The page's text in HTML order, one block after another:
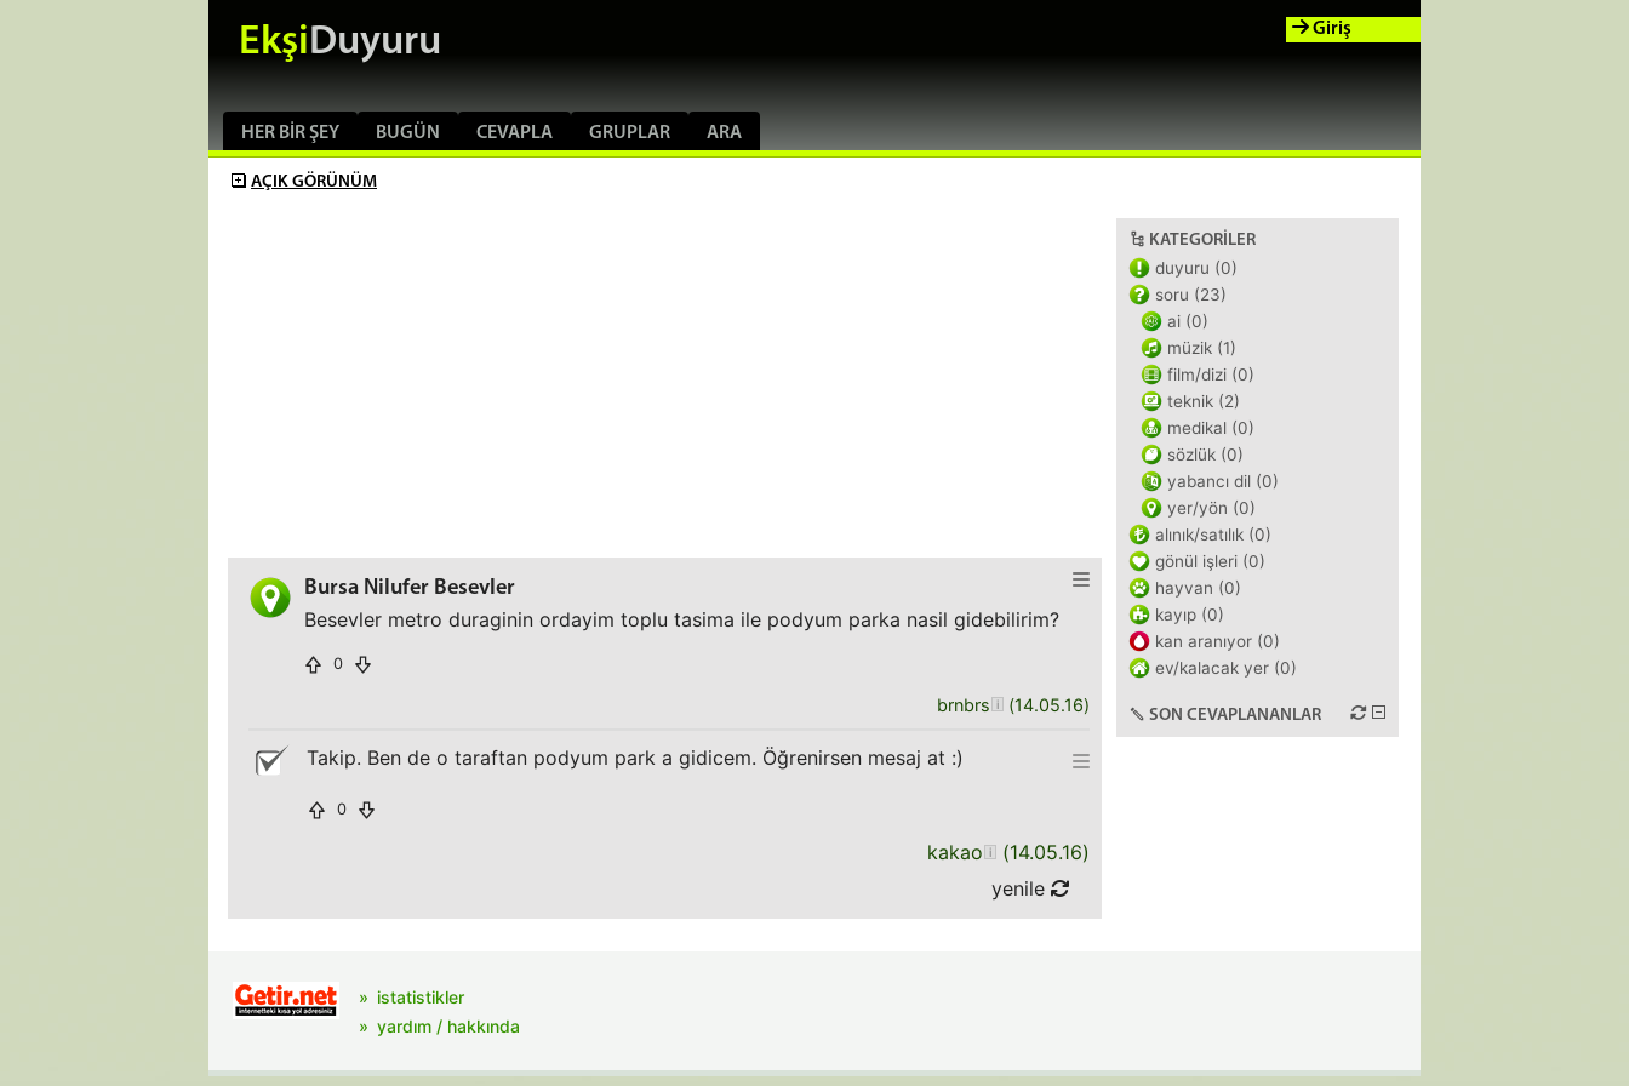
EkşiDuyuru
HER BIR ŞEY BUGÜN CEVAPLA GRUPLAR ARA
Giriş
AÇIK GÖRÜNÜM
Bursa Nilufer Besevler
Besevler metro duraginin ordayim toplu tasima ile podyum parka nasil gidebilirim?
0
brnbrs (14.05.16)
Takip. Ben de o taraftan podyum park a gidicem. Öğrenirsen mesaj at :)
0
kakao (14.05.16)
yenile
KATEGORILER
duyuru (0)
soru (23)
ai (0)
müzik (1)
film/dizi (0)
teknik (2)
medikal (0)
sözlük (0)
yabancı dil (0)
yer/yön (0)
alınık/satılık (0)
gönül işleri (0)
hayvan (0)
kayıp (0)
kan aranıyor (0)
ev/kalacak yer (0)
SON CEVAPLANANLAR
istatistikler
yardım / hakkında